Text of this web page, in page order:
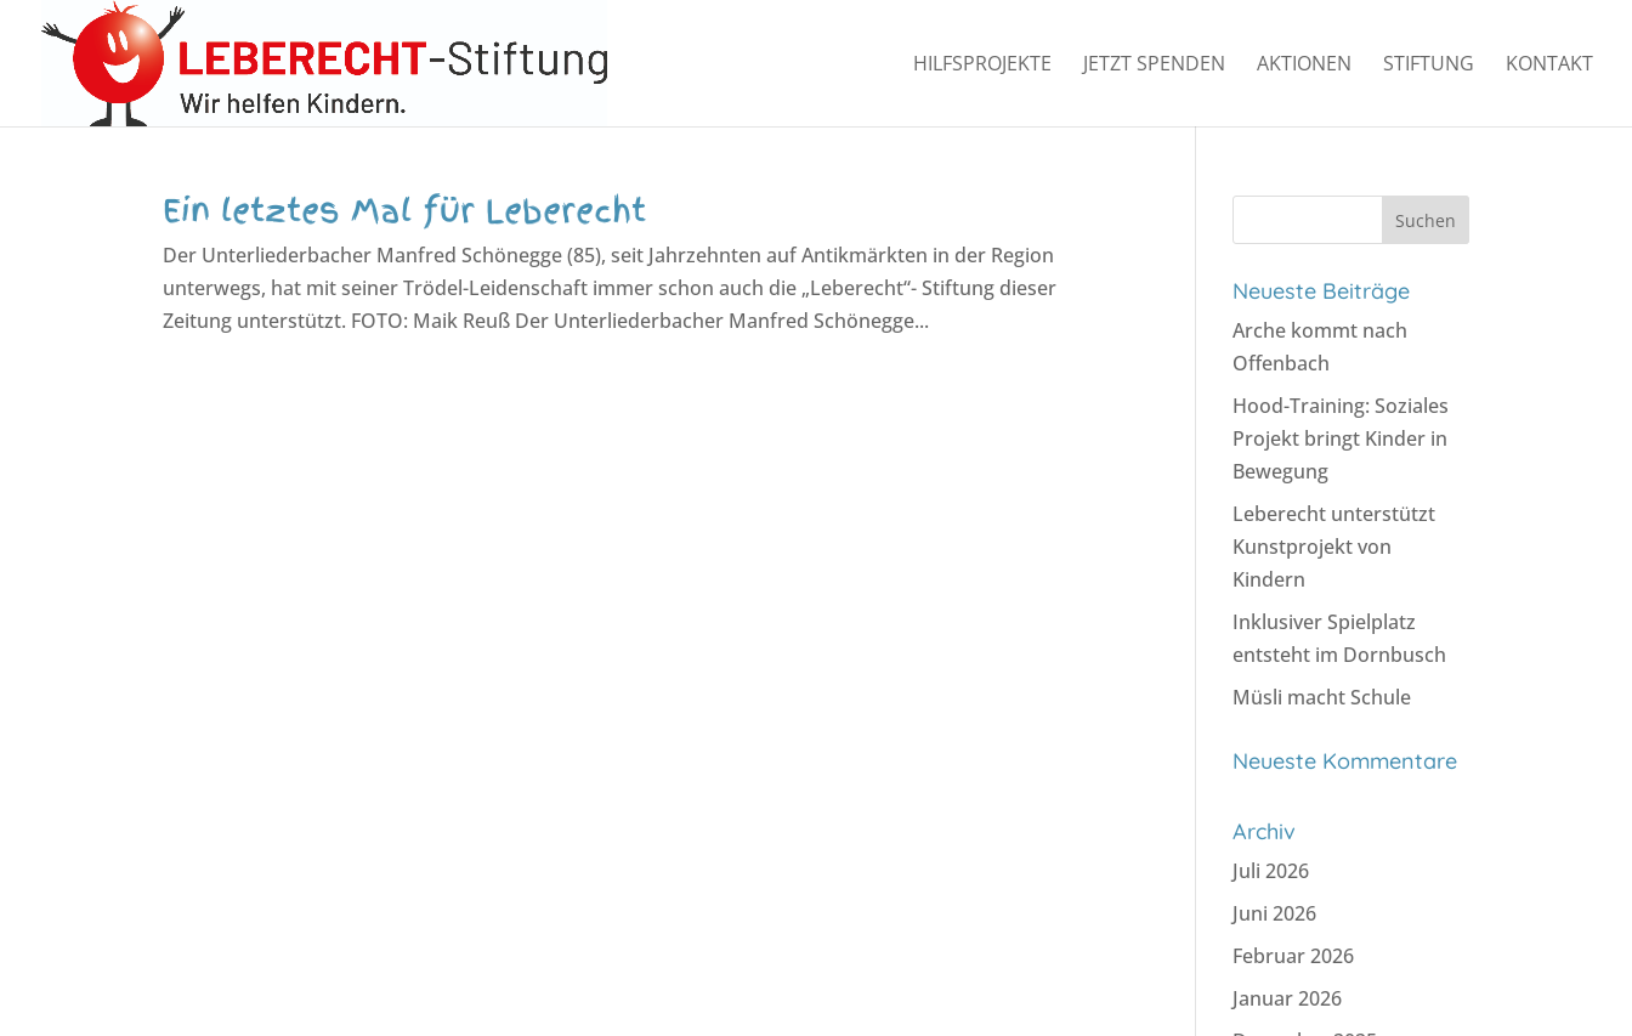
HILFSPROJEKTE JETZT SPENDEN AKTIONEN STIFTUNG KONTAKT
Ein letztes Mal für Leberecht
Der Unterliederbacher Manfred Schönegge (85), seit Jahrzehnten auf Antikmärkten in der Region
unterwegs, hat mit seiner Trödel-Leidenschaft immer schon auch die „Leberecht“- Stiftung dieser
Zeitung unterstützt. FOTO: Maik Reuß Der Unterliederbacher Manfred Schönegge...
nach:
Neueste Beiträge
Arche kommt nach
Offenbach
Hood-Training: Soziales
Projekt bringt Kinder in
Bewegung
Leberecht unterstützt
Kunstprojekt von
Kindern
Inklusiver Spielplatz
entsteht im Dornbusch
Müsli macht Schule
Neueste Kommentare
Archiv
Juli 2026
Juni 2026
Februar 2026
Januar 2026